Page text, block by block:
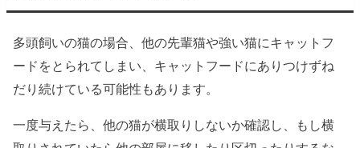
多頭飼いの猫の場合、他の先輩猫や強い猫にキャットフ
ードをとられてしまい、キャットフードにありつけずね
だり続けている可能性もあります。
一度与えたら、他の猫が横取りしないか確認し、もし横